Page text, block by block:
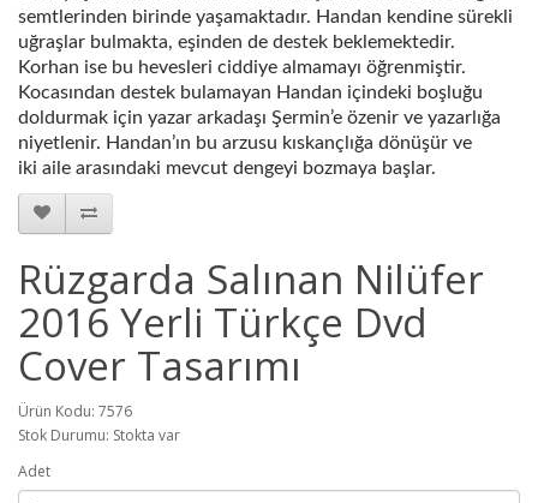
semtlerinden birinde yaşamaktadır. Handan kendine sürekli
uğraşlar bulmakta, eşinden de destek beklemektedir.
Korhan ise bu hevesleri ciddiye almamayı öğrenmiştir.
Kocasından destek bulamayan Handan içindeki boşluğu
doldurmak için yazar arkadaşı Şermin’e özenir ve yazarlığa
niyetlenir. Handan’ın bu arzusu kıskançlığa dönüşür ve
iki aile arasındaki mevcut dengeyi bozmaya başlar.
Rüzgarda Salınan Nilüfer
2016 Yerli Türkçe Dvd
Cover Tasarımı
Ürün Kodu: 7576
Stok Durumu: Stokta var
Adet